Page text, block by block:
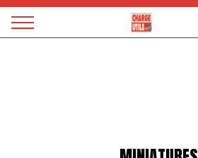
Magazine
Panneau de gestion des cookies